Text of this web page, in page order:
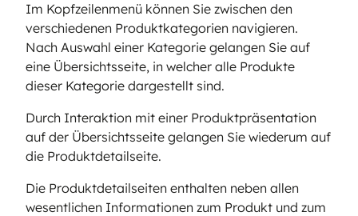
Im Kopfzeilenmenü können Sie zwischen den
verschiedenen Produktkategorien navigieren.
Nach Auswahl einer Kategorie gelangen Sie auf
eine Übersichtsseite, in welcher alle Produkte
dieser Kategorie dargestellt sind.
Durch Interaktion mit einer Produktpräsentation
auf der Übersichtsseite gelangen Sie wiederum auf
die Produktdetailseite.
Die Produktdetailseiten enthalten neben allen
wesentlichen Informationen zum Produkt und zum